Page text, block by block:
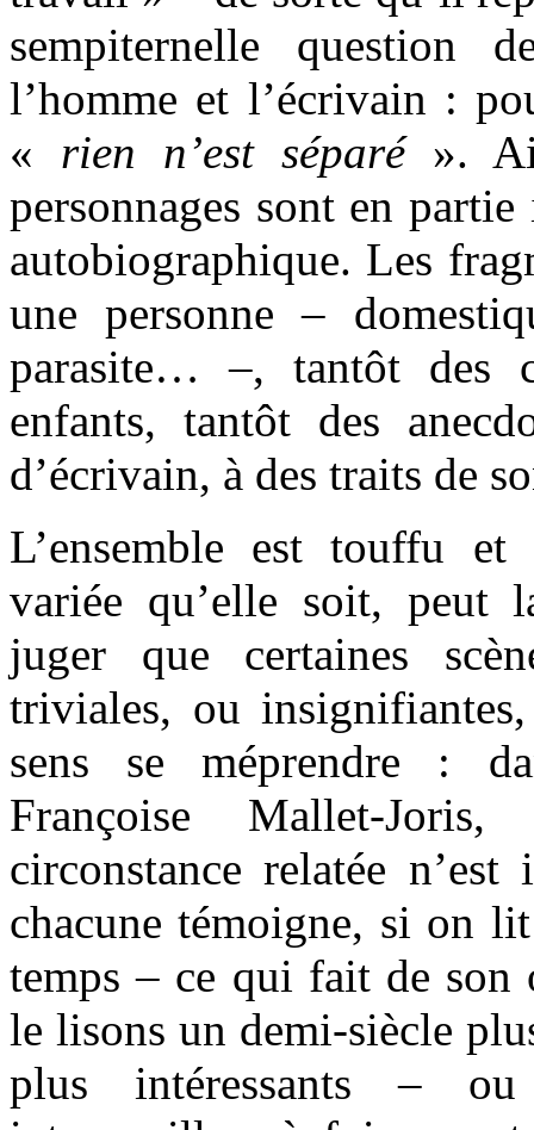
sempiternelle question
l’homme et l’écrivain :
« rien n’est séparé».
personnages sont en
autobiographique. Les
une personne –
parasite… –, tantôt des
enfants, tantôt des
d’écrivain, à des traits de
L’ensemble est touffu et
variée qu’elle soit, peut
juger que certaines
triviales, ou
sens se méprendre :
Françoise Mallet-
circonstance relatée
chacune témoigne, si on
temps – ce qui fait de son
le lisons un demi-siècle
plus intéressants –